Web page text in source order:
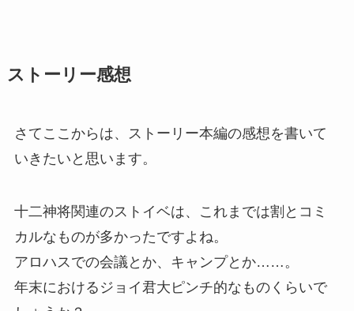
ストーリー感想
さてここからは、ストーリー本編の感想を書いて
いきたいと思います。
十二神将関連のストイベは、これまでは割とコミ
カルなものが多かったですよね。
アロハスでの会議とか、キャンプとか……。
年末におけるジョイ君大ピンチ的なものくらいで